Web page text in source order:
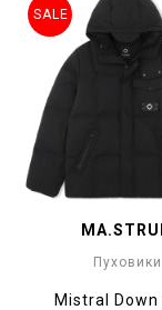
Пуховики
Mistral Down
SALE